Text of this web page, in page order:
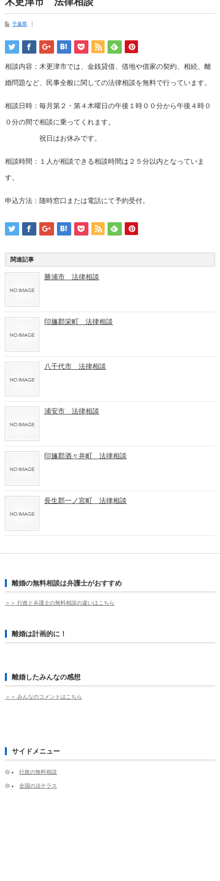
千葉県
相談内容：木更津市では、金銭貸借、借地や借家の契約、相続、離
婚問題など、民事全般に関しての法律相談を無料で行っています。
相談日時：毎月第２・第４木曜日の午後１時００分から午後４時０
０分の間で相談に乗ってくれます。
祝日はお休みです。
相談時間：１人が相談できる相談時間は２５分以内となっていま
す。
申込方法：随時窓口または電話にて予約受付。
関連記事
勝浦市 法律相談
印旛郡栄町 法律相談
八千代市 法律相談
浦安市 法律相談
印旛郡酒々井町 法律相談
長生郡一ノ宮町 法律相談
離婚の無料相談は弁護士がおすすめ
＞＞ 行政と弁護士の無料相談の違いはこちら
離婚は計画的に！
離婚したみんなの感想
＞＞ みんなのコメントはこちら
サイドメニュー
行政の無料相談
全国の法テラス